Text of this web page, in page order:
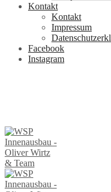
Kontakt
Kontakt
Impressum
Facebook
Instagram